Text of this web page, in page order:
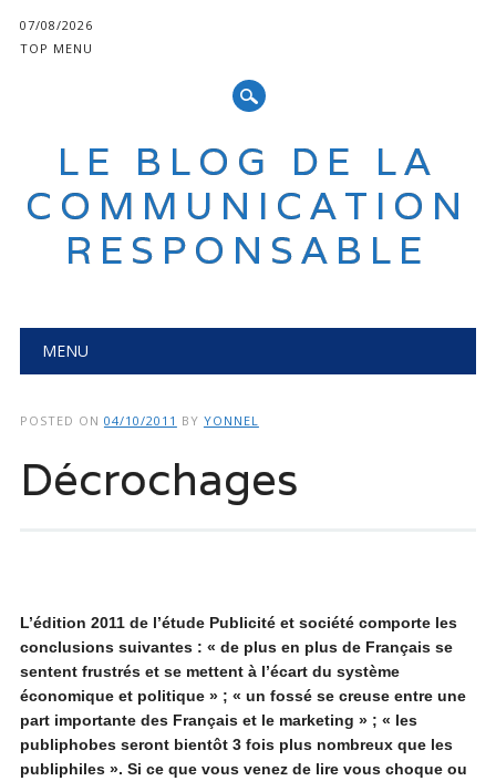
07/08/2026
TOP MENU
LE BLOG DE LA
COMMUNICATION
RESPONSABLE
Main menu
MENU
POSTED ON 04/10/2011 BY YONNEL
Décrochages
L’édition 2011 de l’étude Publicité et société comporte les
conclusions suivantes : « de plus en plus de Français se
sentent frustrés et se mettent à l’écart du système
économique et politique » ; « un fossé se creuse entre une
part importante des Français et le marketing » ; « les
publiphobes seront bientôt 3 fois plus nombreux que les
publiphiles ». Si ce que vous venez de lire vous choque ou